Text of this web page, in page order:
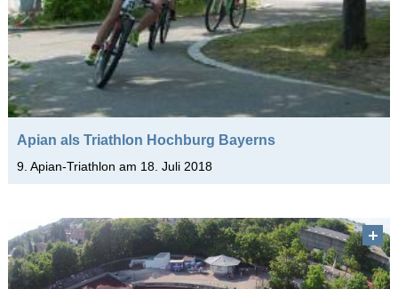
Apian als Triathlon Hochburg Bayerns
9. Apian-Triathlon am 18. Juli 2018